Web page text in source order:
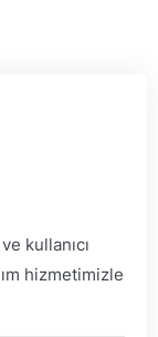
kullanıcı
hizmetimizle